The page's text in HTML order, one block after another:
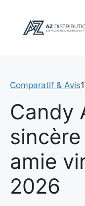
contenu
Comparatif & Avis
Candy
amie
2026